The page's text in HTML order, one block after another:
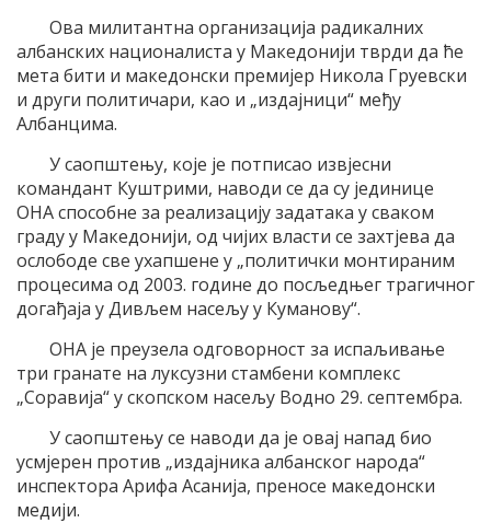
Ова милитантна организација радикалних
албанских националиста у Македонији тврди да ће
мета бити и македонски премијер Никола Груевски
и други политичари, као и „издајници“ међу
Албанцима.
У саопштењу, које је потписао извјесни
командант Куштрими, наводи се да су јединице
ОНА способне за реализацију задатака у сваком
граду у Македонији, од чијих власти се захтјева да
ослободе све ухапшене у „политички монтираним
процесима од 2003. године до посљедњег трагичног
догађаја у Дивљем насељу у Куманову“.
ОНА је преузела одговорност за испаљивање
три гранате на луксузни стамбени комплекс
„Соравија“ у скопском насељу Водно 29. септембра.
У саопштењу се наводи да је овај напад био
усмјерен против „издајника албанског народа“
инспектора Арифа Асанија, преносе македонски
медији.